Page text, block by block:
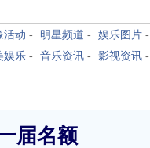
活动 - 明星频道 - 娱乐图片 -
娱乐 - 音乐资讯 - 影视资讯 -
届名额